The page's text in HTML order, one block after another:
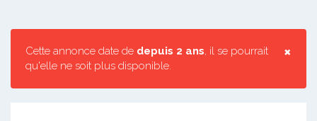
×
Cette annonce date de depuis 2 ans, il se pourrait
qu'elle ne soit plus disponible.